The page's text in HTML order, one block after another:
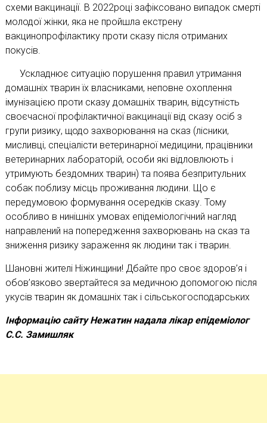
схеми вакцинації. В 2022році зафіксовано випадок смерті
молодої жінки, яка не пройшла екстрену
вакцинопрофілактику проти сказу після отриманих
покусів.
Ускладнює ситуацію порушення правил утримання
домашніх тварин їх власниками, неповне охоплення
імунізацією проти сказу домашніх тварин, відсутність
своєчасної профілактичної вакцинації від сказу осіб з
групи ризику, щодо захворювання на сказ (лісники,
мисливці, спеціалісти ветеринарної медицини, працівники
ветеринарних лабораторій, особи які відловлюють і
утримують бездомних тварин) та поява безпритульних
собак поблизу місць проживання людини. Що є
передумовою формування осередків сказу. Тому
особливо в нинішніх умовах епідеміологічний нагляд
направлений на попередження захворювань на сказ та
зниження ризику зараження як людини так і тварин.
Шановні жителі Ніжинщини! Дбайте про своє здоров’я і
обов’язково звертайтеся за медичною допомогою після
укусів тварин як домашніх так і сільськогосподарських
Інформацію сайту Нежатин надала лікар епідеміолог
С.С. Замишляк